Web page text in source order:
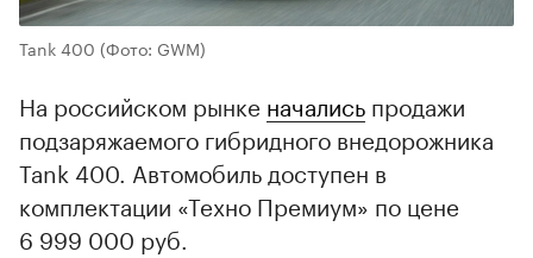
Tank 400 (Фото: GWM)
На российском рынке начались продажи
подзаряжаемого гибридного внедорожника
Tank 400. Автомобиль доступен в
комплектации «Техно Премиум» по цене
6 999 000 руб.